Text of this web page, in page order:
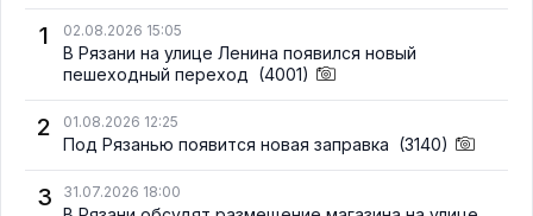
1
02.08.2026 15:05
В Рязани на улице Ленина появился новый
пешеходный переход (4001)
2 01.08.2026 12:25
Под Рязанью появится новая заправка (3140)
3 31.07.2026 18:00